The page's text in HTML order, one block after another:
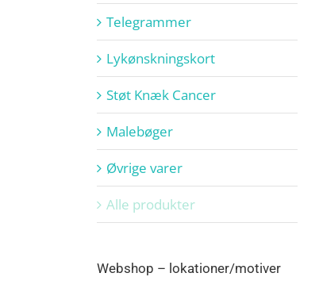
Telegrammer
Lykønskningskort
Støt Knæk Cancer
Malebøger
Øvrige varer
Alle produkter
Webshop – lokationer/motiver